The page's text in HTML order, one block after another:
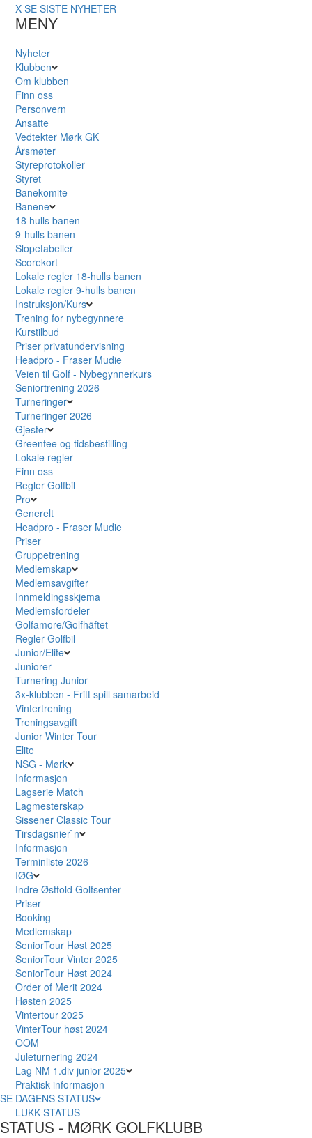
X SE SISTE NYHETER
MENY
Nyheter
Klubben
Om klubben
Finn oss
Personvern
Ansatte
Vedtekter Mørk GK
Årsmøter
Styreprotokoller
Styret
Banekomite
Banene
18 hulls banen
9-hulls banen
Slopetabeller
Scorekort
Lokale regler 18-hulls banen
Lokale regler 9-hulls banen
Instruksjon/Kurs
Trening for nybegynnere
Kurstilbud
Priser privatundervisning
Headpro - Fraser Mudie
Veien til Golf - Nybegynnerkurs
Seniortrening 2026
Turneringer
Turneringer 2026
Gjester
Greenfee og tidsbestilling
Lokale regler
Finn oss
Regler Golfbil
Pro
Generelt
Headpro - Fraser Mudie
Priser
Gruppetrening
Medlemskap
Medlemsavgifter
Innmeldingsskjema
Medlemsfordeler
Golfamore/Golfhäftet
Regler Golfbil
Junior/Elite
Juniorer
Turnering Junior
3x-klubben - Fritt spill samarbeid
Vintertrening
Treningsavgift
Junior Winter Tour
Elite
NSG - Mørk
Informasjon
Lagserie Match
Lagmesterskap
Sissener Classic Tour
Tirsdagsnier`n
Informasjon
Terminliste 2026
IØG
Indre Østfold Golfsenter
Priser
Booking
Medlemskap
SeniorTour Høst 2025
SeniorTour Vinter 2025
SeniorTour Høst 2024
Order of Merit 2024
Høsten 2025
Vintertour 2025
VinterTour høst 2024
OOM
Juleturnering 2024
Lag NM 1.div junior 2025
Praktisk informasjon
SE DAGENS STATUS
LUKK STATUS
STATUS - MØRK GOLFKLUBB